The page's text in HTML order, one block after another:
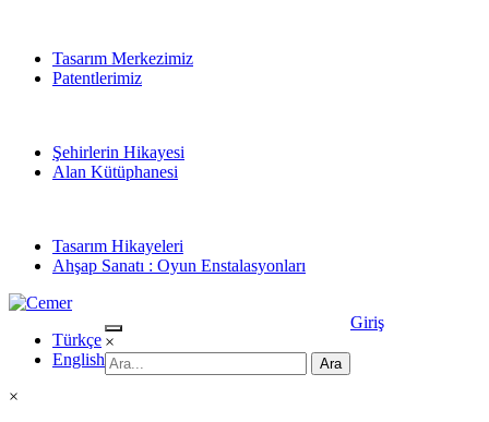
Tasarım Merkezimiz
Patentlerimiz
Şehirlerin Hikayesi
Alan Kütüphanesi
Tasarım Hikayeleri
Ahşap Sanatı : Oyun Enstalasyonları
Türkçe
English
×
Giriş
×